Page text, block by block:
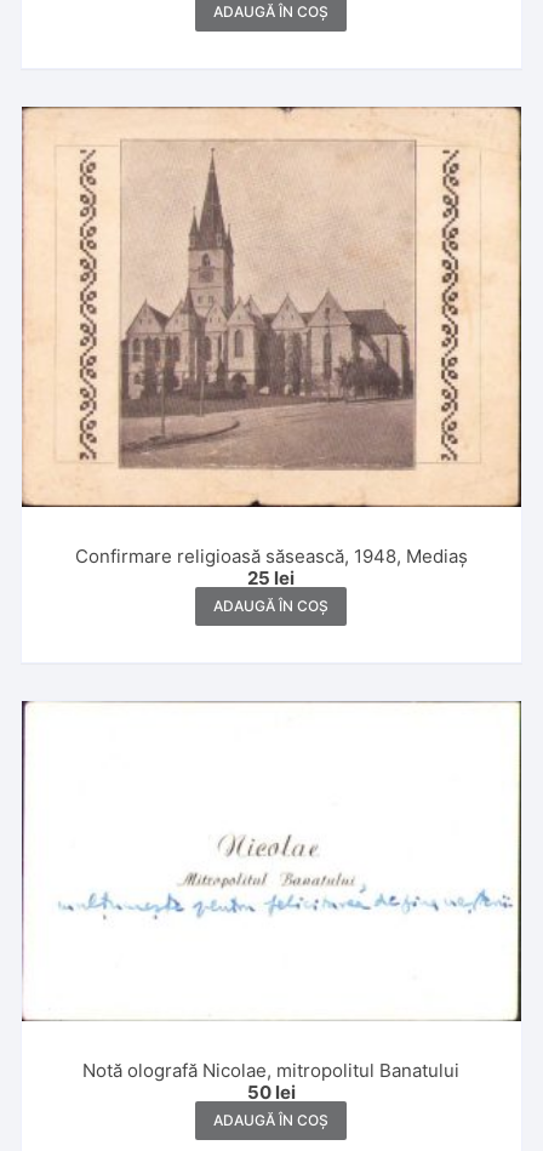
ADAUGĂ ÎN COȘ
Confirmare religioasă săsească, 1948, Mediaș
25 lei
ADAUGĂ ÎN COȘ
Notă olografă Nicolae, mitropolitul Banatului
50 lei
ADAUGĂ ÎN COȘ